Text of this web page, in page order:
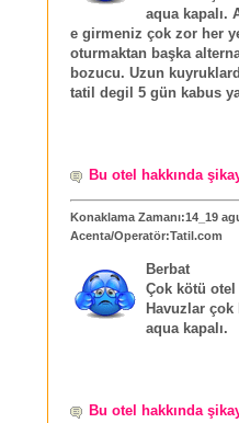
aqua kapalı.
e girmeniz çok zor her
oturmaktan başka
bozucu. Uzun
tatil degil 5 gün kabus
Bu otel hakkında
Konaklama Zamanı:14_19
Acenta/Operatör:Tatil.com
Berbat
Çok kötü
Havuzlar çok
aqua kapalı.
Bu otel hakkında